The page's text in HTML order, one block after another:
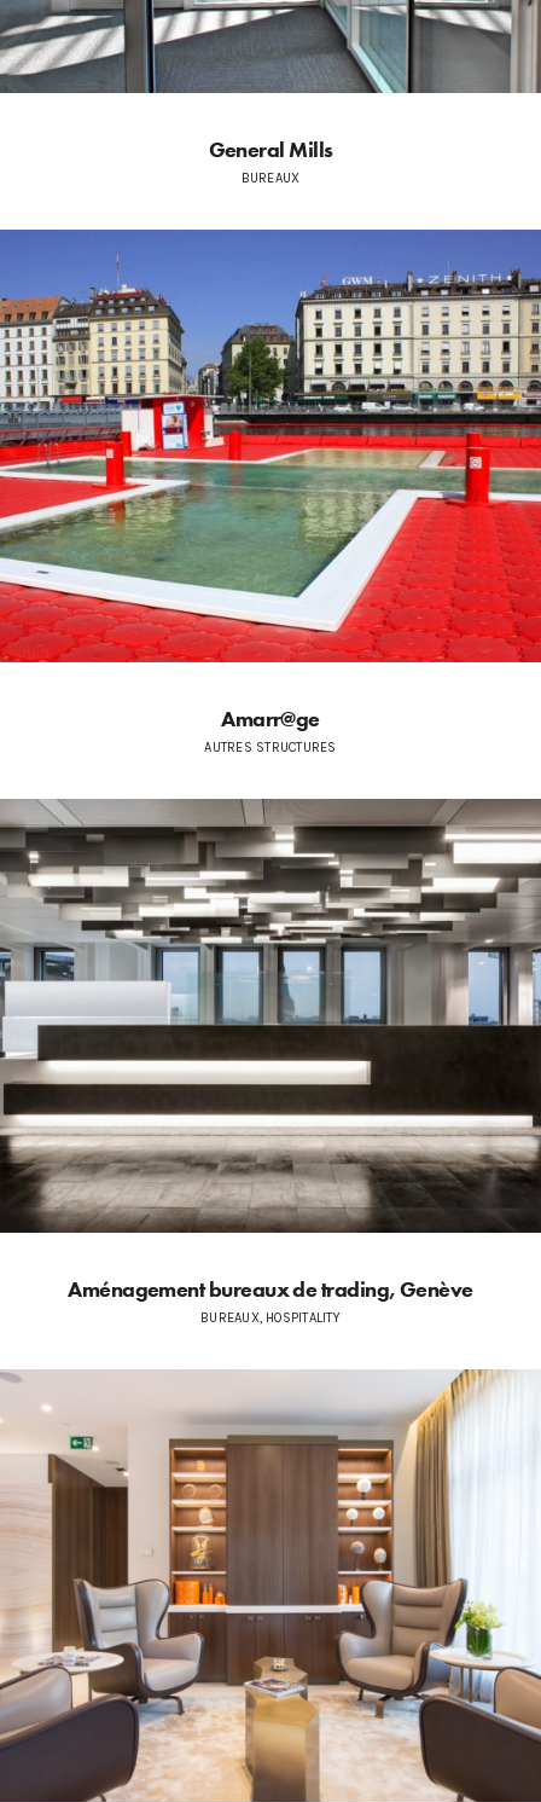
General Mills
BUREAUX
Amarr@ge
AUTRES STRUCTURES
Aménagement bureaux de trading, Genève
BUREAUX, HOSPITALITY